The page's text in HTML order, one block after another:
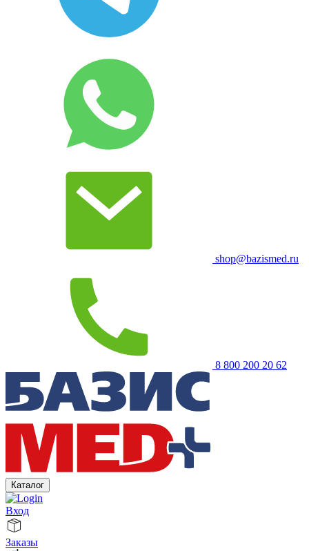
shop@bazismed.ru
8 800 200 20 62
Каталог
Вход
Заказы